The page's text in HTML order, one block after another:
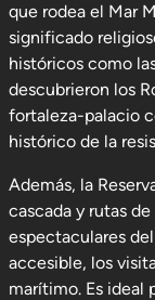
que rodea el Mar
significado
históricos como
descubrieron los
fortaleza-palacio
histórico de la
Además, la
cascada y rutas
espectaculares
accesible, los
marítimo. Es ideal